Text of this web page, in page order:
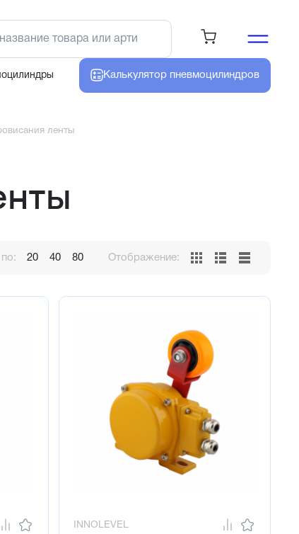
Калькулятор пневмоцилиндров
ленты
20 40 80 Отображение:
INNOLEVEL